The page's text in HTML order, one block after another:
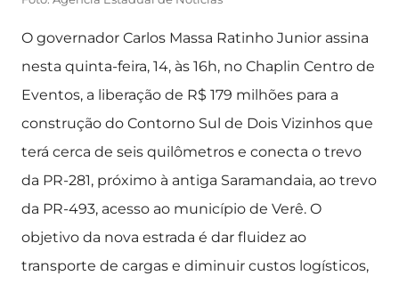
O governador Carlos Massa Ratinho Junior assina
nesta quinta-feira, 14, às 16h, no Chaplin Centro de
Eventos, a liberação de R$ 179 milhões para a
construção do Contorno Sul de Dois Vizinhos que
terá cerca de seis quilômetros e conecta o trevo
da PR-281, próximo à antiga Saramandaia, ao trevo
da PR-493, acesso ao município de Verê. O
objetivo da nova estrada é dar fluidez ao
transporte de cargas e diminuir custos logísticos,